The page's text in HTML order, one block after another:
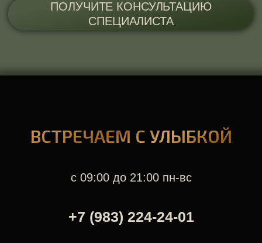
ВСТРЕЧАЕМ С УЛЫБКОЙ
с 09:00 до 21:00 пн-вс
+7 (983) 224-24-01